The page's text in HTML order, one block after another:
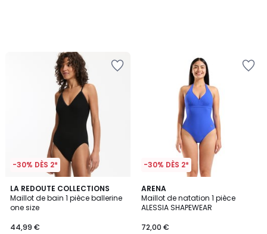
-30% DÈS 2*
LA REDOUTE COLLECTIONS
Maillot de bain 1 pièce ballerine
one size
44,99 €
1
/
5
-30% DÈS 2*
ARENA
Maillot de natation 1 pièce
ALESSIA SHAPEWEAR
72,00 €
4
/
5